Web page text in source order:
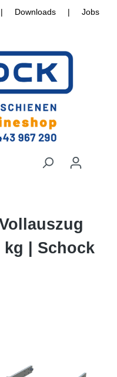
| Downloads | Jobs
kg | Schock